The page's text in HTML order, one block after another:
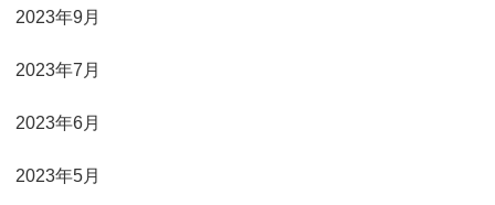
2023年9月
2023年7月
2023年6月
2023年5月